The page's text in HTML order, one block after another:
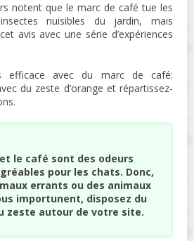
notent que le marc de café tue les
nuisibles du jardin, mais
avis avec une série d’expériences
efficace avec du marc de café:
du zeste d’orange et répartissez-
le café sont des odeurs
pour les chats. Donc,
errants ou des animaux
importunent, disposez du
zeste autour de votre site.